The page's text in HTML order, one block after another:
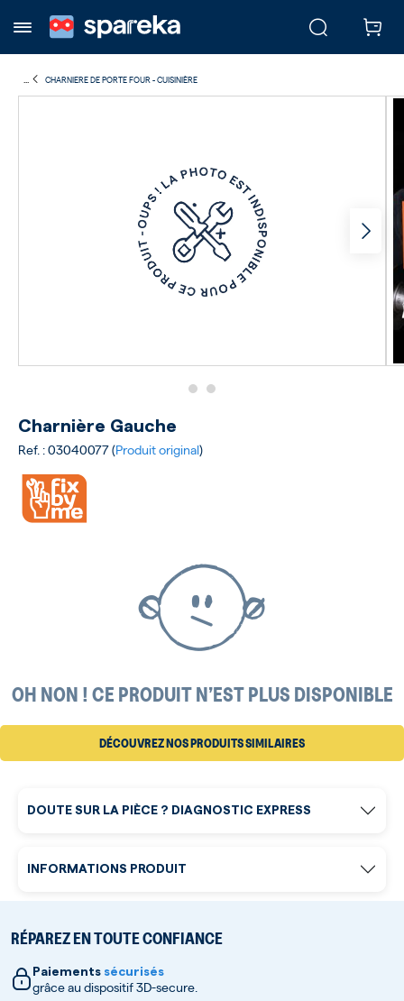
CHARNIERE DE PORTE FOUR - CUISINIÈRE
Charnière Gauche
Ref. : 03040077 (Produit original)
OH NON ! CE PRODUIT N’EST PLUS DISPONIBLE
DÉCOUVREZ NOS PRODUITS SIMILAIRES
DOUTE SUR LA PIÈCE ? DIAGNOSTIC EXPRESS
INFORMATIONS PRODUIT
RÉPAREZ EN TOUTE CONFIANCE
Paiements sécurisés
grâce au dispositif 3D-secure.